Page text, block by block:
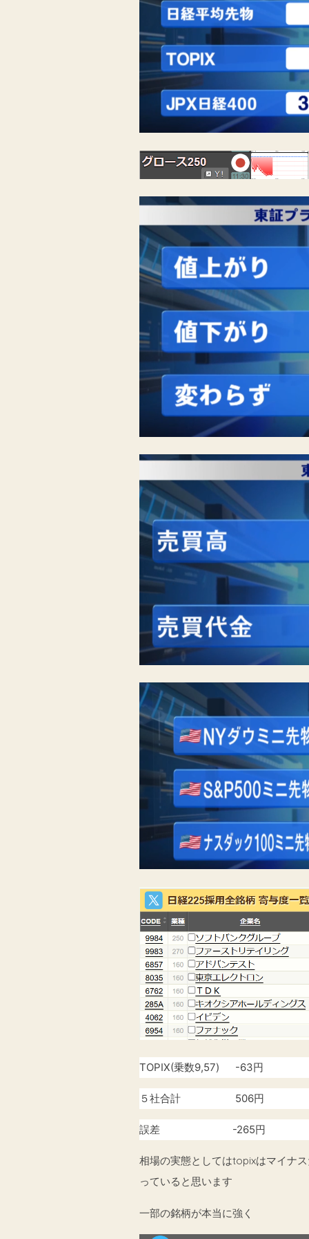
TOPIX(乗数9,57) -63円
５社合計 506円
誤差 -265円
相場の実態としてはtopixはマイナ
っていると思います
一部の銘柄が本当に強く